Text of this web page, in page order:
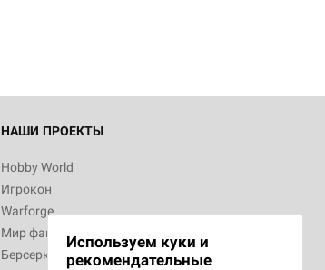
НАШИ ПРОЕКТЫ
Hobby World
Игрокон
Warforge
Мир фантастики
Берсерк
Используем куки и
рекомендательные